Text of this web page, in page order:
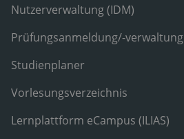
Nutzerverwaltung (IDM)
Prüfungsanmeldung/-verwaltung
Studienplaner
Vorlesungsverzeichnis
Lernplattform eCampus (ILIAS)